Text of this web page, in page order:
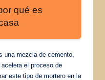
qué es
una mezcla de cemento,
el proceso de
este tipo de mortero en la